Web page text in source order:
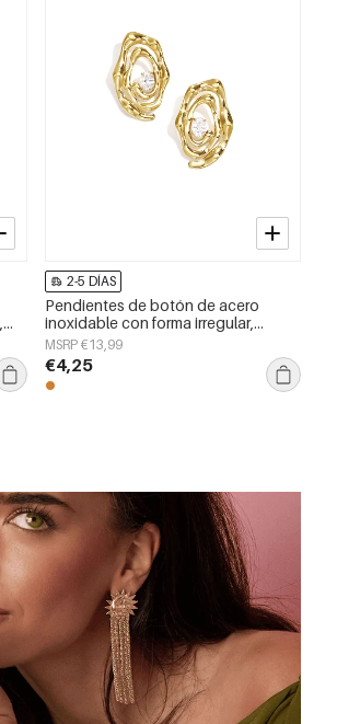
2-5 DÍAS
Pendientes de botón de acero
inoxidable con forma irregular,
sencillos, de la serie Daily Simple,
joyería para mujer.
MSRP €13,99
€4,25